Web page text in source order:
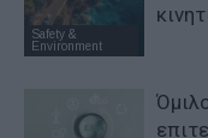
Safety &
Environment